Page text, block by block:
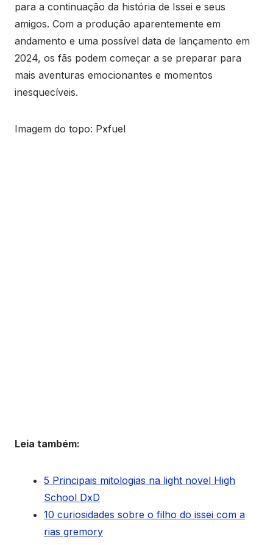
para a continuação da história de Issei e seus
amigos. Com a produção aparentemente em
andamento e uma possível data de lançamento em
2024, os fãs podem começar a se preparar para
mais aventuras emocionantes e momentos
inesquecíveis.
Imagem do topo: Pxfuel
Leia também:
5 Principais mitologias na light novel High
School DxD
10 curiosidades sobre o filho do issei com a
rias gremory